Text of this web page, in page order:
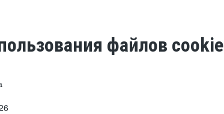
файлов cookie